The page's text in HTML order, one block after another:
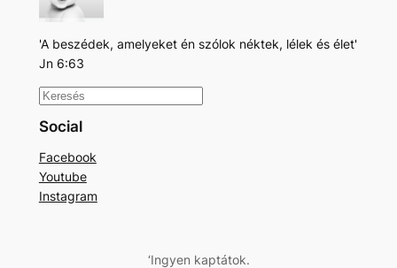
'A beszédek, amelyeket én szólok néktek, lélek és élet'
Jn 6:63
K
e
e
s
Social
Facebook
Youtube
Instagram
‘Ingyen kaptátok.